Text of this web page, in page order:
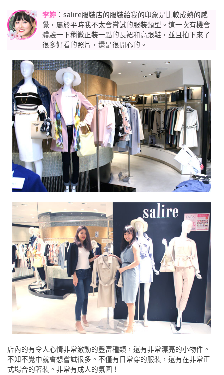
李婷 ：salire服裝店的服裝給我的印象是比較成熟的感
覺，屬於平時我不太會嘗試的服裝類型。這一次有機會
體驗一下稍微正裝一點的長裙和高跟鞋，並且拍下來了
很多好看的照片，還是很開心的。
店內的有令人心情非常激動的豐富種類，還有非常漂亮的小物件。
不知不覺中就會想嘗試很多。不僅有日常穿的服裝，還有在非常正
式場合的著裝。非常有成人的氛圍！